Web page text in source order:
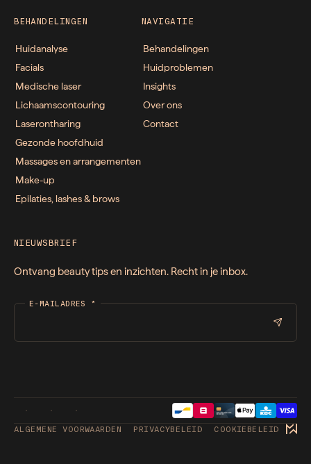
BEHANDELINGEN
Huidanalyse
Facials
Medische laser
Lichaamscontouring
Laserontharing
Gezonde hoofdhuid
Massages en arrangementen
Make-up
Epilaties, lashes & brows
NAVIGATIE
Behandelingen
Huidproblemen
Insights
Over ons
Contact
NIEUWSBRIEF
Ontvang beauty tips en inzichten. Recht in je inbox.
E-MAILADRES *
ALGEMENE VOORWAARDEN PRIVACYBELEID COOKIEBELEID